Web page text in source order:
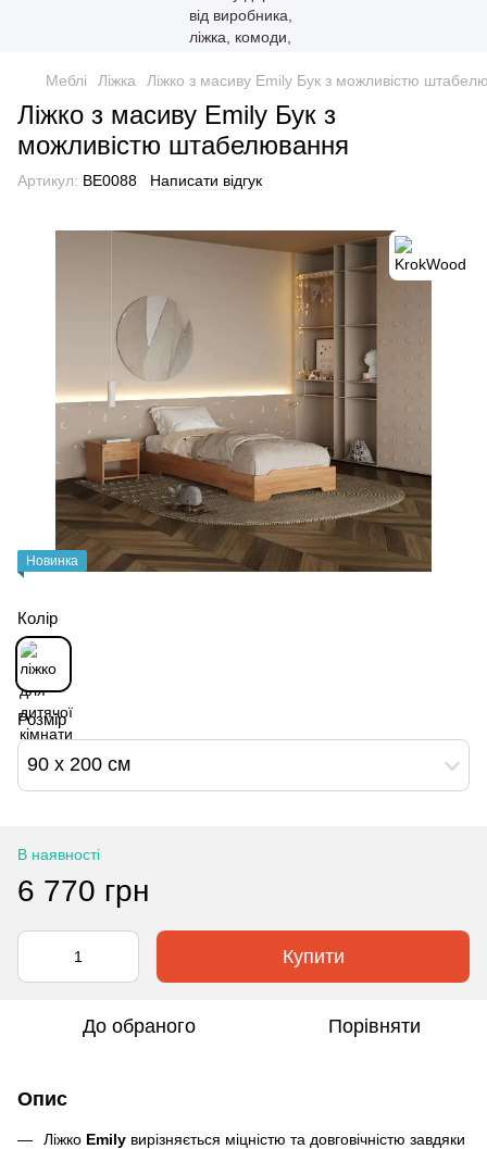
Меблі Ліжка Ліжко з масиву Emily Бук з можливістю
Ліжко з масиву Emily Бук з
можливістю штабелювання
Артикул: BE0088 Написати відгук
Новинка
Колір
Розмір
90 х 200 см
В наявності
6 770 грн
Купити
До обраного Порівняти
Опис
Ліжко Emily вирізняється міцністю та довговічністю завдяки